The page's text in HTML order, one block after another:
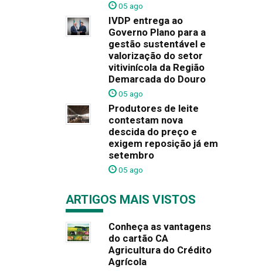
05 ago
IVDP entrega ao
Governo Plano para a
gestão sustentável e
valorização do setor
vitivinícola da Região
Demarcada do Douro
05 ago
Produtores de leite
contestam nova
descida do preço e
exigem reposição já em
setembro
05 ago
ARTIGOS MAIS VISTOS
Conheça as vantagens
do cartão CA
Agricultura do Crédito
Agrícola